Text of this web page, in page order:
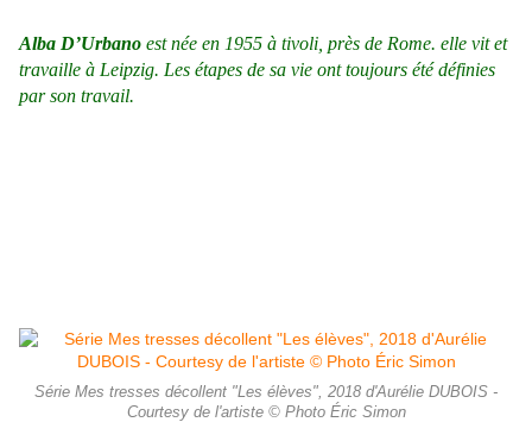
Alba D’Urbano est née en 1955 à tivoli, près de Rome. elle vit et
travaille à Leipzig. Les étapes de sa vie ont toujours été définies
par son travail.
Série Mes tresses décollent "Les élèves", 2018 d'Aurélie DUBOIS -
Courtesy de l'artiste © Photo Éric Simon